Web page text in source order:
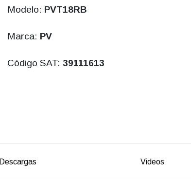
Modelo: PVT18RB
Marca: PV
Código SAT: 39111613
Descargas Videos